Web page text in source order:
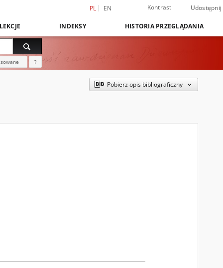
PL EN Kontrast Udostępnij
INDEKSY HISTORIA PRZEGLĄDANIA
?
Pobierz opis bibliograficzny